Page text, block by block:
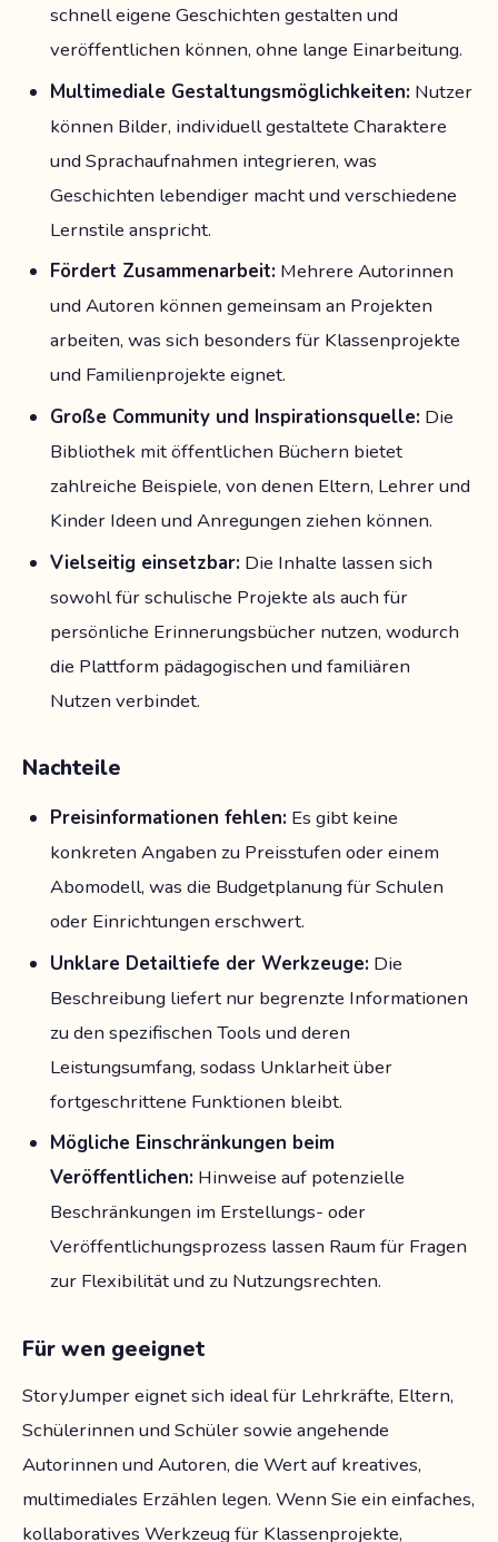
schnell eigene Geschichten gestalten und
veröffentlichen können, ohne lange Einarbeitung.
Multimediale Gestaltungsmöglichkeiten: Nutzer
können Bilder, individuell gestaltete Charaktere
und Sprachaufnahmen integrieren, was
Geschichten lebendiger macht und verschiedene
Lernstile anspricht.
Fördert Zusammenarbeit: Mehrere Autorinnen
und Autoren können gemeinsam an Projekten
arbeiten, was sich besonders für Klassenprojekte
und Familienprojekte eignet.
Große Community und Inspirationsquelle: Die
Bibliothek mit öffentlichen Büchern bietet
zahlreiche Beispiele, von denen Eltern, Lehrer und
Kinder Ideen und Anregungen ziehen können.
Vielseitig einsetzbar: Die Inhalte lassen sich
sowohl für schulische Projekte als auch für
persönliche Erinnerungsbücher nutzen, wodurch
die Plattform pädagogischen und familiären
Nutzen verbindet.
Nachteile
Preisinformationen fehlen: Es gibt keine
konkreten Angaben zu Preisstufen oder einem
Abomodell, was die Budgetplanung für Schulen
oder Einrichtungen erschwert.
Unklare Detailtiefe der Werkzeuge: Die
Beschreibung liefert nur begrenzte Informationen
zu den spezifischen Tools und deren
Leistungsumfang, sodass Unklarheit über
fortgeschrittene Funktionen bleibt.
Mögliche Einschränkungen beim
Veröffentlichen: Hinweise auf potenzielle
Beschränkungen im Erstellungs- oder
Veröffentlichungsprozess lassen Raum für Fragen
zur Flexibilität und zu Nutzungsrechten.
Für wen geeignet
StoryJumper eignet sich ideal für Lehrkräfte, Eltern,
Schülerinnen und Schüler sowie angehende
Autorinnen und Autoren, die Wert auf kreatives,
multimediales Erzählen legen. Wenn Sie ein einfaches,
kollaboratives Werkzeug für Klassenprojekte,